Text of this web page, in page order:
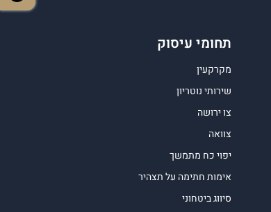
תחומי עיסוק
מקרקעין
שירותי נוטריון
צו ירושה
צוואה
יפוי כח מתמשך
אימות חתימה על תצהיר
סיווג ביטחוני